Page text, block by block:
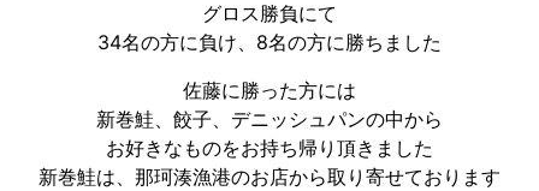
グロス勝負にて
34名の方に負け、8名の方に勝ちました
佐藤に勝った方には
新巻鮭、餃子、デニッシュパンの中から
お好きなものをお持ち帰り頂きました
新巻鮭は、那珂湊漁港のお店から取り寄せております